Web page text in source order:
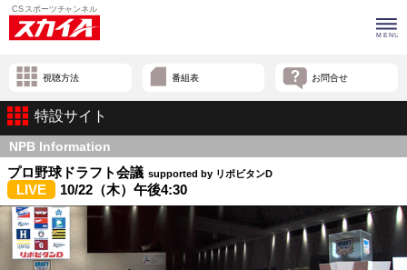
視聴方法 番組表 お問合せ
特設サイト
NPB Information
プロ野球ドラフト会議 supported by リポビタンD
LIVE 10/22（木）午後4:30